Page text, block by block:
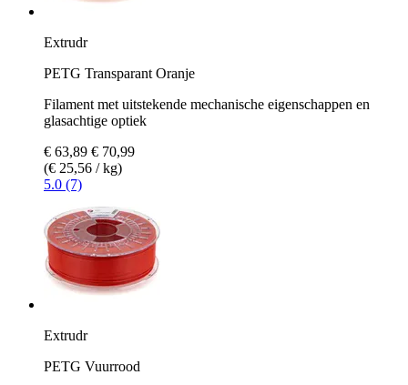
Extrudr
PETG Transparant Oranje
Filament met uitstekende mechanische eigenschappen en
glasachtige optiek
€ 63,89 € 70,99
(€ 25,56 / kg)
5.0 (7)
Extrudr
PETG Vuurrood